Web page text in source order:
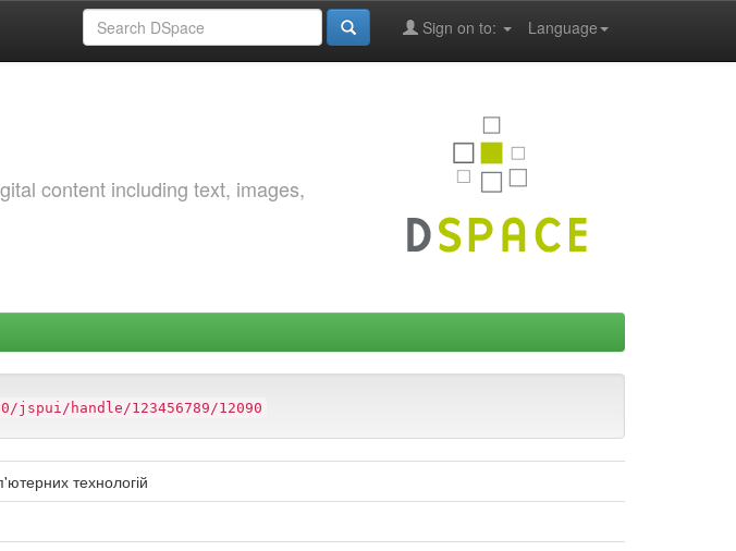
Language
Sign on to:
content including text, images,
jspui/handle/123456789/12090
технологій